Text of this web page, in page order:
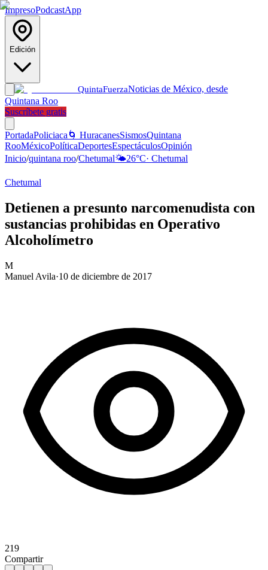
ImpresoPodcastApp
Edición
QuintaFuerzaNoticias de México, desde
Quintana Roo
Suscríbete gratis
PortadaPoliciaca 🌀 HuracanesSismosQuintana
RooMéxicoPolíticaDeportesEspectáculosOpinión
Inicio/quintana roo/Chetumal🌤️26°C· Chetumal
Chetumal
Detienen a presunto narcomenudista con
sustancias prohibidas en Operativo
Alcoholímetro
M
Manuel Avila·10 de diciembre de 2017
219
Compartir